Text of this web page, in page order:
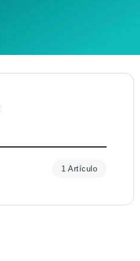
1 Artículo